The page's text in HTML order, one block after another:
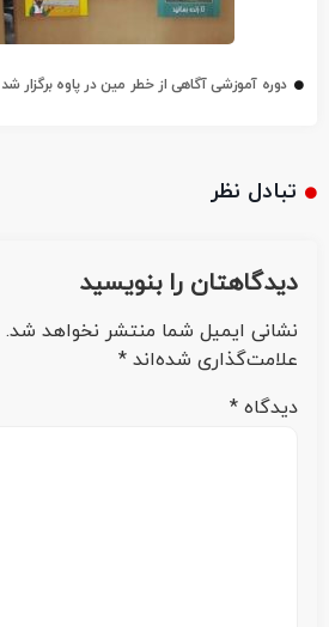
دوره آموزشی آگاهی از خطر مین در پاوه برگزار شد
تبادل نظر
دیدگاهتان را بنویسید
نشانی ایمیل شما منتشر نخواهد شد.
علامت‌گذاری شده‌اند *
دیدگاه *